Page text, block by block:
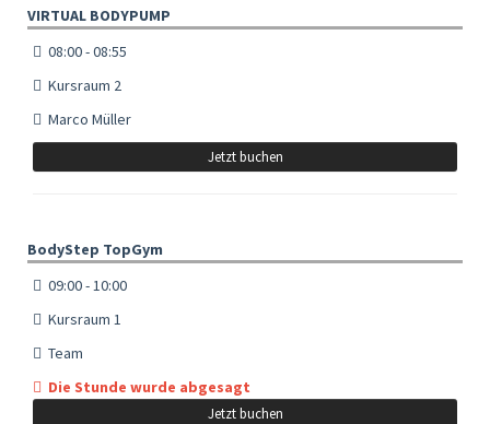
VIRTUAL BODYPUMP
08:00 - 08:55
Kursraum 2
Marco Müller
Jetzt buchen
BodyStep TopGym
09:00 - 10:00
Kursraum 1
Team
Die Stunde wurde abgesagt
Jetzt buchen